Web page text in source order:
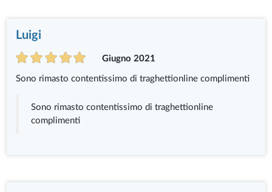
Luigi
Giugno 2021
Sono rimasto contentissimo di traghettionline complimenti
Sono rimasto contentissimo di traghettionline
complimenti